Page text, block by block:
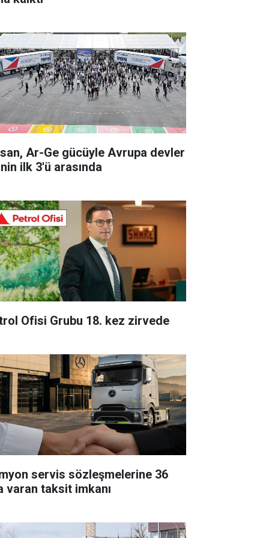
Ar-Ge gücüyle Avrupa devler
ilk 3'ü arasında
Ofisi Grubu 18. kez zirvede
servis sözleşmelerine 36
varan taksit imkanı